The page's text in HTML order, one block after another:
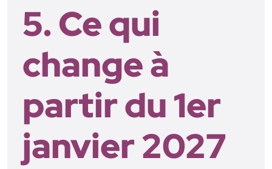
5. Ce qui
change à
partir du 1er
janvier 2027